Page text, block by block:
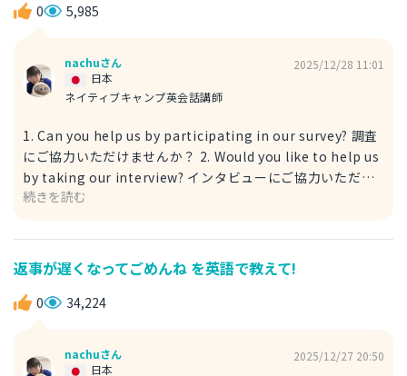
（羊）や fish （魚）のように、単数形と複数形が同じ言葉
0 5,985
nachuさん
ネイティブキャンプ英会話講師
日本
2025/12/28 11:01
1. Can you help us by participating in our survey? 調査
にご協力いただけませんか？ 2. Would you like to help us
by taking our interview? インタビューにご協力いただけ
ませんか？ なぜ調査、インタビューという表現になり、ア
の言葉と正確に対応するような英語がないため、近い意味の
言葉で補っているためです。 また、最初の文の文頭は Can
you ですが、次の文の文頭は Would you で、〇〇してくれ
ませんか、同じ意味を表しますが、 Would you の方はより
続きを読む
返事が遅くなってごめんね を英語で教えて!
0 34,224
nachuさん
日本
2025/12/27 20:50